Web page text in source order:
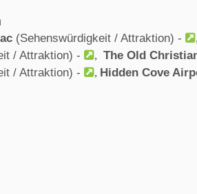
(Sehenswürdigkeit / Attraktion) -
/ Attraktion) -
The Old
/ Attraktion) -
Hidden Cove